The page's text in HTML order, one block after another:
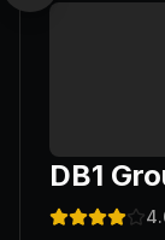
DB1